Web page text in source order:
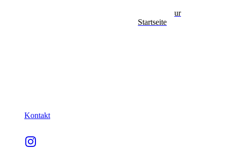
Zurück zur
Startseite
Kontakt